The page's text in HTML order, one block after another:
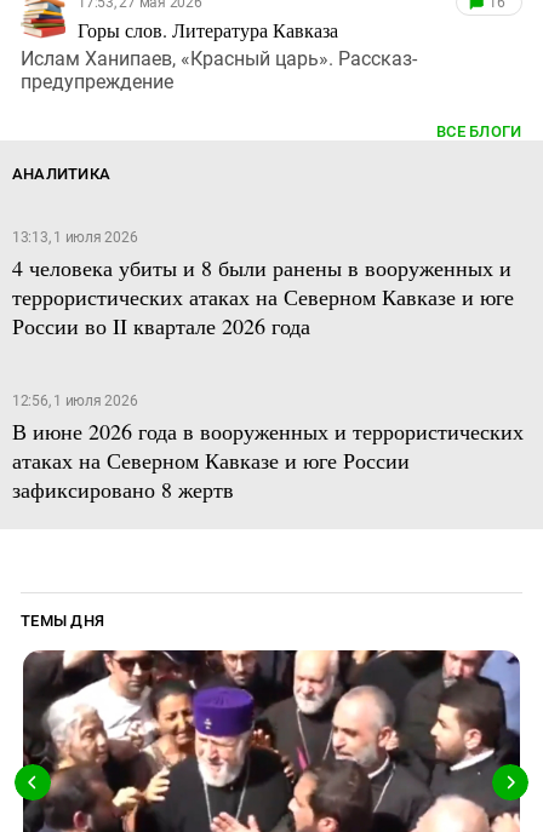
Горы слов. Литература Кавказа
Ислам Ханипаев, «Красный царь». Рассказ-
предупреждение
ВСЕ БЛОГИ
АНАЛИТИКА
13:13, 1 июля 2026
4 человека убиты и 8 были ранены в вооруженных и
террористических атаках на Северном Кавказе и юге
России во II квартале 2026 года
12:56, 1 июля 2026
В июне 2026 года в вооруженных и террористических
атаках на Северном Кавказе и юге России
зафиксировано 8 жертв
ТЕМЫ ДНЯ